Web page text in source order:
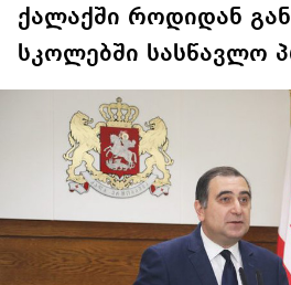
ქალაქში როდიდან
სკოლებში სასწავლო